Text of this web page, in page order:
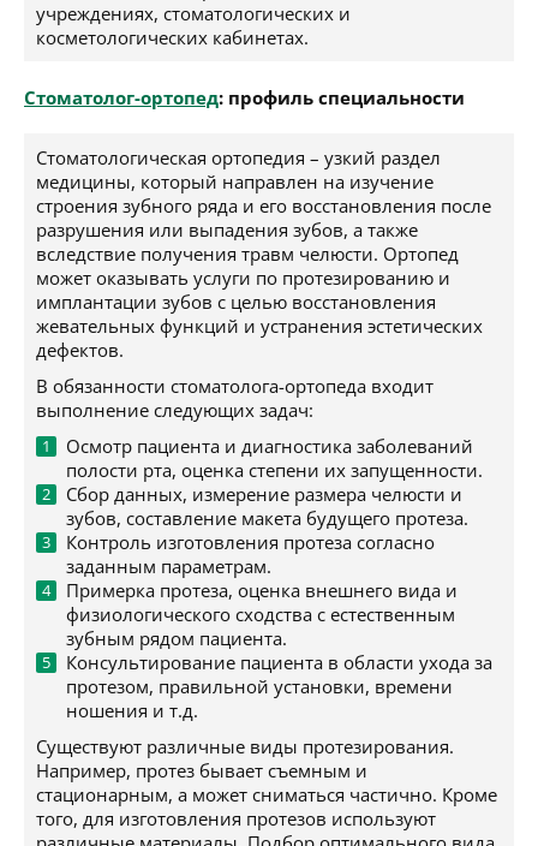
учреждениях, стоматологических и
косметологических кабинетах.
Стоматолог-ортопед: профиль специальности
Стоматологическая ортопедия – узкий раздел
медицины, который направлен на изучение
строения зубного ряда и его восстановления после
разрушения или выпадения зубов, а также
вследствие получения травм челюсти. Ортопед
может оказывать услуги по протезированию и
имплантации зубов с целью восстановления
жевательных функций и устранения эстетических
дефектов.
В обязанности стоматолога-ортопеда входит
выполнение следующих задач:
Осмотр пациента и диагностика заболеваний
полости рта, оценка степени их запущенности.
Сбор данных, измерение размера челюсти и
зубов, составление макета будущего протеза.
Контроль изготовления протеза согласно
заданным параметрам.
Примерка протеза, оценка внешнего вида и
физиологического сходства с естественным
зубным рядом пациента.
Консультирование пациента в области ухода за
протезом, правильной установки, времени
ношения и т.д.
Существуют различные виды протезирования.
Например, протез бывает съемным и
стационарным, а может сниматься частично. Кроме
того, для изготовления протезов используют